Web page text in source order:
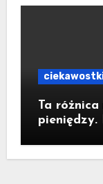
Ta
pieniędzy.